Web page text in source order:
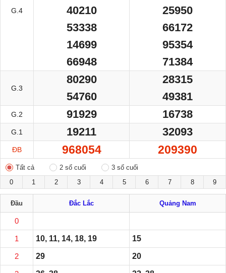
G.4
40210
53338
14699
66948
25950
66172
95354
71384
G.3
80290
54760
28315
49381
G.2 91929 16738
G.1 19211 32093
ĐB 968054 209390
Tất cả 2 số cuối
3 số cuối
0
1 2 3 4 5 6 7 8 9
Đầu Đắc Lắc Quảng Nam
0
1 10, 11, 14, 18, 19 15
2 29 20